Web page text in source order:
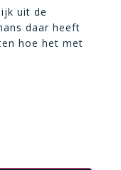
uit de
daar heeft
hoe het met